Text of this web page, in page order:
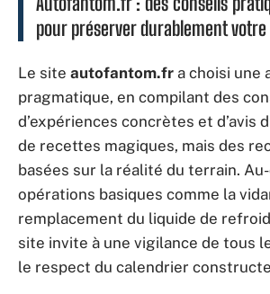
pour préserver durablement
Le site autofantom.fr a choisi une
pragmatique, en compilant des
d’expériences concrètes et d’avis
de recettes magiques, mais des
basées sur la réalité du terrain.
opérations basiques comme la
remplacement du liquide de
site invite à une vigilance de tous
le respect du calendrier